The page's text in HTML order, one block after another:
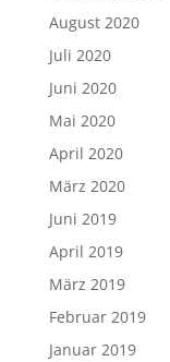
August 2020
Juli 2020
Juni 2020
Mai 2020
April 2020
März 2020
Juni 2019
April 2019
März 2019
Februar 2019
Januar 2019